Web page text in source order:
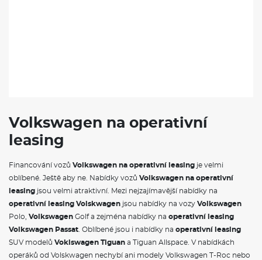
Volkswagen na operativní
leasing
Financování vozů Volkswagen na operativní leasing je velmi
oblíbené. Ještě aby ne. Nabídky vozů Volkswagen na operativní
leasing jsou velmi atraktivní. Mezi nejzajímavější nabídky na
operativní leasing Volskwagen jsou nabídky na vozy Volkswagen
Polo, Volkswagen Golf a zejména nabídky na operativní leasing
Volkswagen Passat. Oblíbené jsou i nabídky na operativní leasing
SUV modelů Voklswagen Tiguan a Tiguan Allspace. V nabídkách
operáků od Volskwagen nechybí ani modely Volkswagen T-Roc nebo